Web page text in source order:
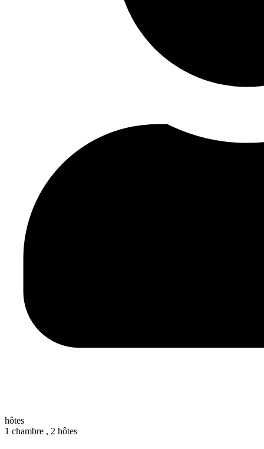
hôtes
1 chambre , 2 hôtes